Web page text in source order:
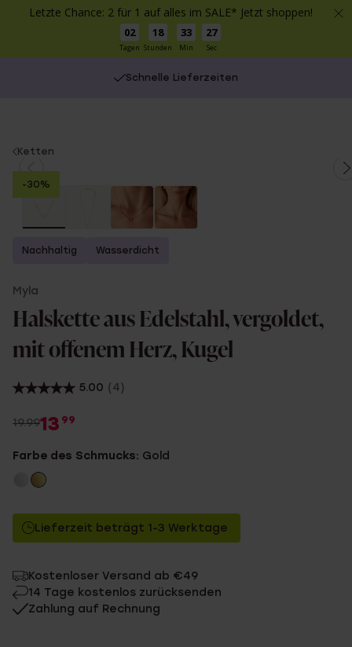
Letzte Chance: 2 für 1 auf alles im SALE* Jetzt shoppen!
02
Tagen
18
Stunden
33
Min
27
Sec
Schnelle Lieferzeiten
You
are
here:
Ketten
-30%
Nachhaltig Wasserdicht
Myla
Halskette aus Edelstahl, vergoldet,
mit offenem Herz, Kugel
5.00 (4)
19.9913 99
Farbe des Schmucks: Gold
Lieferzeit beträgt 1-3 Werktage
Kostenloser Versand ab €49
14 Tage kostenlos zurücksenden
Zahlung auf Rechnung